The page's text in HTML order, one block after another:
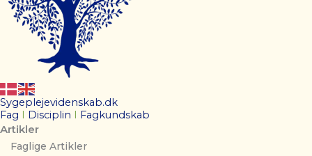
Sygeplejevidenskab.dk
Fag
Disciplin Fagkundskab
Artikler
Faglige Artikler